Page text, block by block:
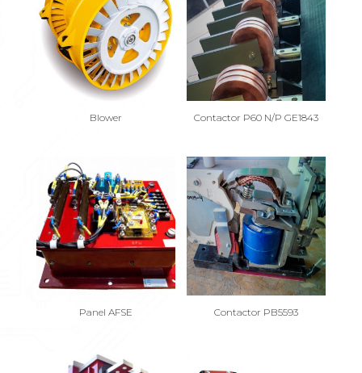
Blower Contactor P60 N/P GE1843
Panel AFSE Contactor PB5593